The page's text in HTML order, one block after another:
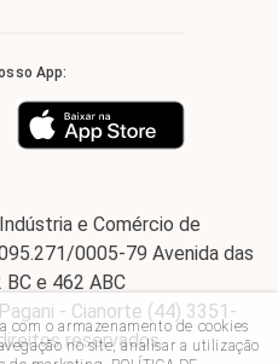
com o armazenamento de cookies
no site, analisar a utilização
App:
e Comércio de
0005-79 Avenida das
BC e 462 ABC
- Cianorte (44) 3351-
reservados.